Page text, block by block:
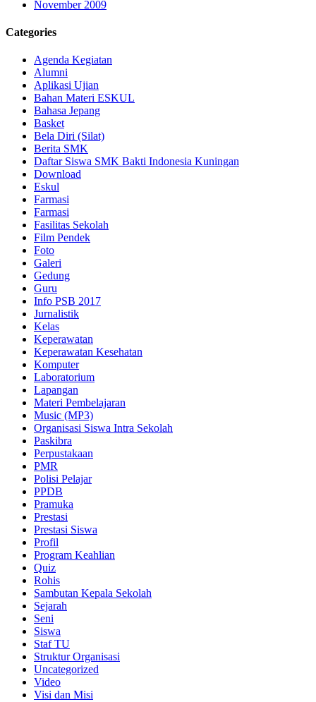
November 2009
Categories
Agenda Kegiatan
Alumni
Aplikasi Ujian
Bahan Materi ESKUL
Bahasa Jepang
Basket
Bela Diri (Silat)
Berita SMK
Daftar Siswa SMK Bakti Indonesia Kuningan
Download
Eskul
Farmasi
Farmasi
Fasilitas Sekolah
Film Pendek
Foto
Galeri
Gedung
Guru
Info PSB 2017
Jurnalistik
Kelas
Keperawatan
Keperawatan Kesehatan
Komputer
Laboratorium
Lapangan
Materi Pembelajaran
Music (MP3)
Organisasi Siswa Intra Sekolah
Paskibra
Perpustakaan
PMR
Polisi Pelajar
PPDB
Pramuka
Prestasi
Prestasi Siswa
Profil
Program Keahlian
Quiz
Rohis
Sambutan Kepala Sekolah
Sejarah
Seni
Siswa
Staf TU
Struktur Organisasi
Uncategorized
Video
Visi dan Misi